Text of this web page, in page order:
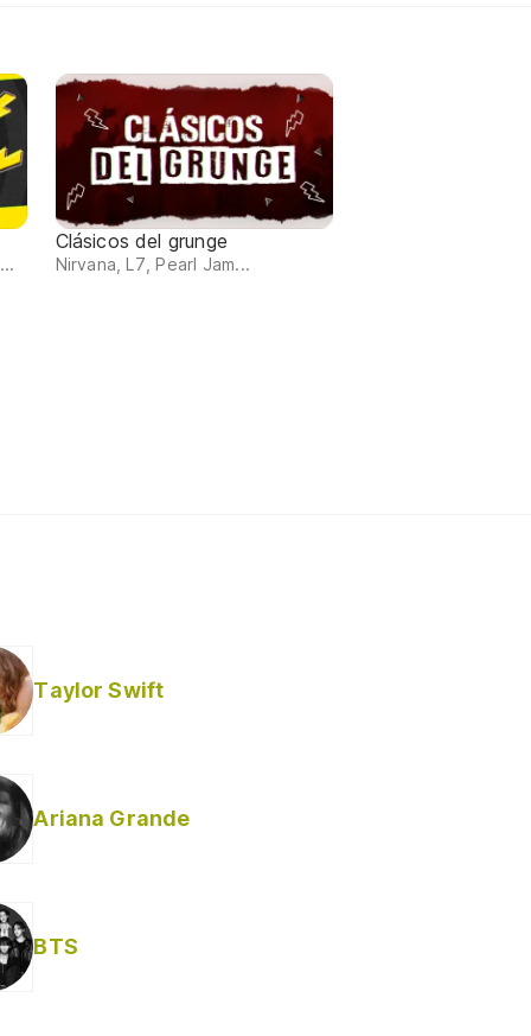
Clásicos del grunge
Nirvana, L7, Pearl Jam...
Taylor Swift
Ariana Grande
BTS